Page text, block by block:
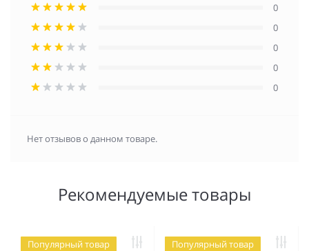
0
0
0
0
0
Нет отзывов о данном товаре.
Рекомендуемые товары
Популярный товар Популярный товар